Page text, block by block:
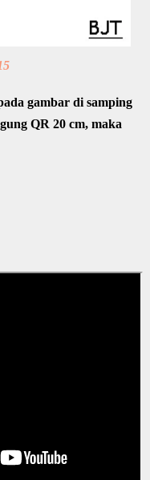
gambar di samping
QR 20 cm, maka